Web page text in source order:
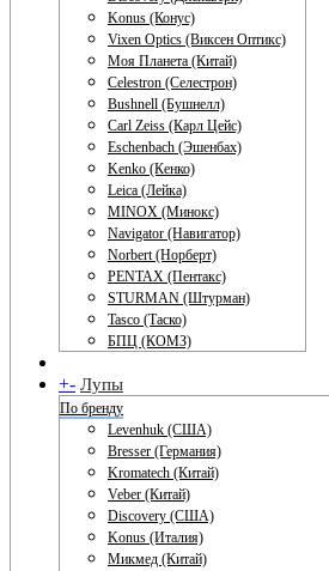
Konus (Конус)
Vixen Optics (Виксен Оптикс)
Моя Планета (Китай)
Celestron (Селестрон)
Bushnell (Бушнелл)
Carl Zeiss (Карл Цейс)
Eschenbach (Эшенбах)
Kenko (Кенко)
Leica (Лейка)
MINOX (Минокс)
Navigator (Навигатор)
Norbert (Норберт)
PENTAX (Пентакс)
STURMAN (Штурман)
Tasco (Таско)
БПЦ (КОМЗ)
+- Лупы
По бренду
Levenhuk (США)
Bresser (Германия)
Kromatech (Китай)
Veber (Китай)
Discovery (США)
Konus (Италия)
Микмед (Китай)